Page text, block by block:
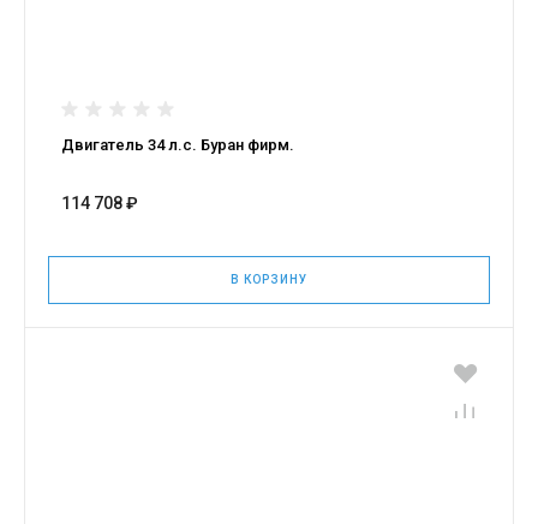
Двигатель 34 л.с. Буран фирм.
114 708 ₽
В КОРЗИНУ